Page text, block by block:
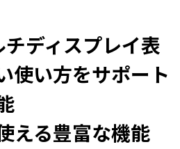
ディスプレイ表
使い方をサポート
える豊富な機能